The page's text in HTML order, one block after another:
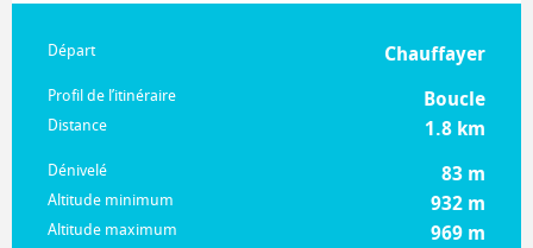
Informations pratiques
Départ Chauffayer
Profil de l’itinéraire Boucle
Distance 1.8 km
Dénivelé 83 m
Altitude minimum 932 m
Altitude maximum 969 m